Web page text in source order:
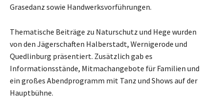
Grasedanz sowie Handwerksvorführungen.
Thematische Beiträge zu Naturschutz und Hege wurden
von den Jägerschaften Halberstadt, Wernigerode und
Quedlinburg präsentiert. Zusätzlich gab es
Informationsstände, Mitmachangebote für Familien und
ein großes Abendprogramm mit Tanz und Shows auf der
Hauptbühne.